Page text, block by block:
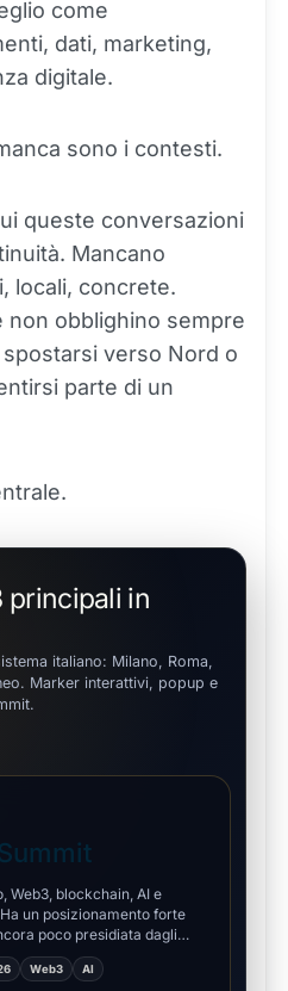
come
dati, marketing,
digitale.
sono i contesti.
queste conversazioni
Mancano
locali, concrete.
non obblighino sempre
verso Nord o
parte di un
principali in
italiano: Milano, Roma,
Marker interattivi, popup e
Web3, blockchain, AI e
un posizionamento forte
poco presidiata dagli
Web3 AI